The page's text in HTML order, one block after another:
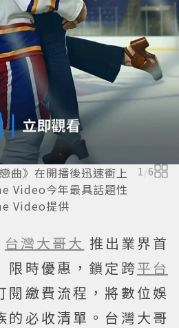
曲》在開播後迅速衝上
Video今年最具話題性
Video提供
1/6
台灣大哥大 推出業界首
限時優惠，鎖定跨平台
閱繳費流程，將數位娛
的必收清單。台灣大哥